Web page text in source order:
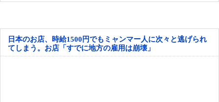
日本のお店、時給1500円でもミャンマー人に次々と逃げられ
てしまう。お店「すでに地方の雇用は崩壊」